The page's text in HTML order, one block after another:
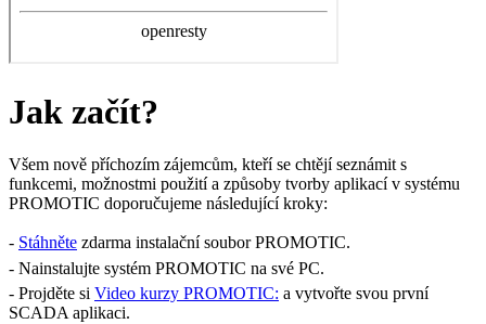
Jak začít?
Všem nově příchozím zájemcům, kteří se chtějí seznámit s
funkcemi, možnostmi použití a způsoby tvorby aplikací v systému
PROMOTIC doporučujeme následující kroky:
- Stáhněte zdarma instalační soubor PROMOTIC.
- Nainstalujte systém PROMOTIC na své PC.
- Projděte si Video kurzy PROMOTIC: a vytvořte svou první
SCADA aplikaci.